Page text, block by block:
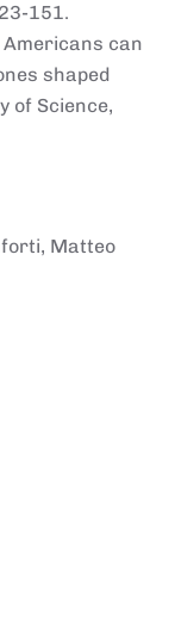
151.
Americans can
shaped
of Science,
Matteo